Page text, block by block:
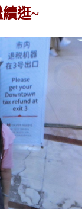
逛~